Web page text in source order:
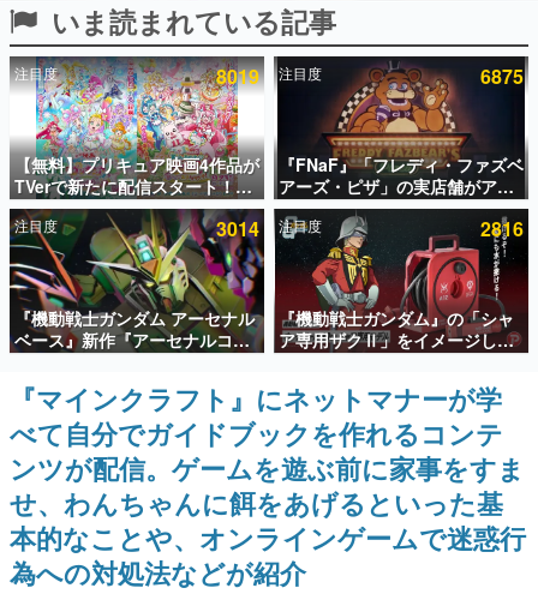
ピックアップ
電ファミのいま読まれている記事ランキング
アプリセール情報
インタビュー
連載・特集一覧
殿堂入り記事
SNS拡散数が数千以上！ ページビュー数万以上！ などな
ど。多くの人々に読まれた、電ファミ渾身の“殿堂入り”記
事をまとめました。
ゲームの企画書
名作ゲームクリエイターの方々に製作時のエピソードをお
聞きし、ヒットする企画（ゲーム）とは何か？を探ってい
きます。
赫本
この物語を解いてはいけない。『赫本』は、〈試験問題〉
の形をした短編ホラー小説集です。
新世代に訊く
いま読まれている記事
注目度 8019
【無料】プリキュア映画4作品が
TVerで新たに配信スタート！な
んと2018年～2024年の映画ほぼ
すべてが見放題に、ぶっちゃけ
ありえないラインナップ
注目度 6875
『FNaF』「フレディ・ファズベ
アーズ・ピザ」の実店舗がアメ
リカの商業施設「American
Dream」に2027年オープン！
ScottGamesとの共同開発、食
事だけでなくステージショーや
没入型のホラー体験も楽しめる
注目度 3014
『機動戦士ガンダム アーセナル
ベース』新作『アーセナルコマ
ンダー』発表！8月28日からオ
ープンベータテスト開催、2027
年2月下旬に稼働予定
注目度 2816
『機動戦士ガンダム』の「シャ
ア専用ザクⅡ」をイメージした
散水ホースリールが予約開始。
本体にはシャアのパーソナルマ
ークやジオン公国軍のエンブレ
ム、型式番号などを配置
『マインクラフト』にネットマナーが学
べて自分でガイドブックを作れるコンテ
ンツが配信。ゲームを遊ぶ前に家事をすま
せ、わんちゃんに餌をあげるといった基
本的なことや、オンラインゲームで迷惑行
為への対処法などが紹介